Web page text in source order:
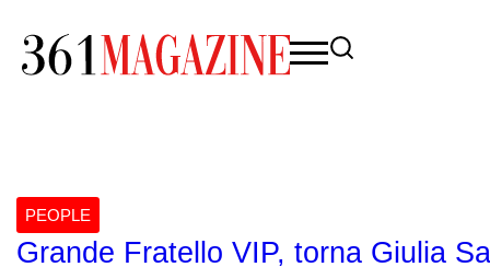
PEOPLE
Grande Fratello VIP, torna Giulia